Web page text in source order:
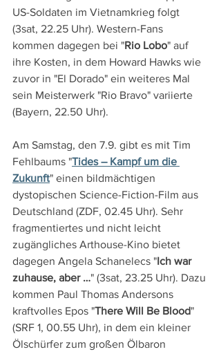
US-Soldaten im Vietnamkrieg folgt
(3sat, 22.25 Uhr). Western-Fans
kommen dagegen bei "Rio Lobo" auf
ihre Kosten, in dem Howard Hawks wie
zuvor in "El Dorado" ein weiteres Mal
sein Meisterwerk "Rio Bravo" variierte
(Bayern, 22.50 Uhr).
Am Samstag, den 7.9. gibt es mit Tim
Fehlbaums "Tides – Kampf um die
Zukunft" einen bildmächtigen
dystopischen Science-Fiction-Film aus
Deutschland (ZDF, 02.45 Uhr). Sehr
fragmentiertes und nicht leicht
zugängliches Arthouse-Kino bietet
dagegen Angela Schanelecs " Ich war
zuhause, aber …" (3sat, 23.25 Uhr). Dazu
kommen Paul Thomas Andersons
kraftvolles Epos "There Will Be Blood"
(SRF 1, 00.55 Uhr), in dem ein kleiner
Ölschürfer zum großen Ölbaron